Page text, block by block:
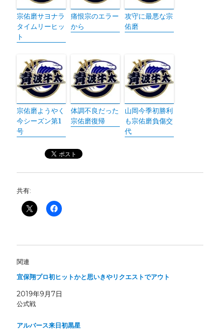
宗佑磨サヨナラ
タイムリーヒッ
ト
痛恨宗のエラー
から
攻守に最悪な宗
佑磨
宗佑磨ようやく
今シーズン第1
号
体調不良だった
宗佑磨復帰
山岡今季初勝利
も宗佑磨負傷交
代
共有:
関連
宜保翔プロ初ヒットかと思いきやリクエストでアウト
2019年9月7日
公式戦
アルバース来日初黒星